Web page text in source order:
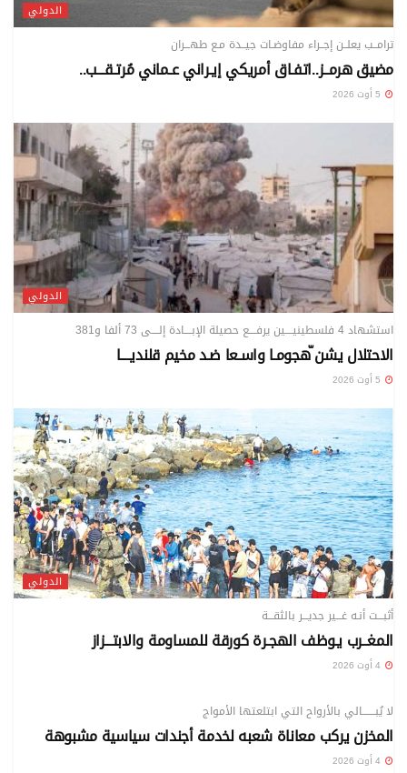
الدولي
ترامــب يعلــن إجــراء مفاوضـات جيــدة مـع طهـــران
مضيق هرمــز..اتفـاق أمريكي إيـراني عـماني مُرتـقـــب..
الدولي
استشهاد 4 فلسطينيــــين يرفــــع حصيلة الإبــــادة إلــــى 73 ألفا و381
الاحتلال يشن ّهجومـا واسـعا ضـد مخيم قلنديــــا
الدولي
أثبـــت أنـه غـــير جديـــر بالثقـــة
المغــرب يـوظف الهجـرة كورقة للمساومة والابتـــزاز
لا يُبـــــــالي بالأرواح التي ابتلعتها الأمواج
المخزن يركب معاناة شعبه لخدمة أجندات سياسية مشبوهة